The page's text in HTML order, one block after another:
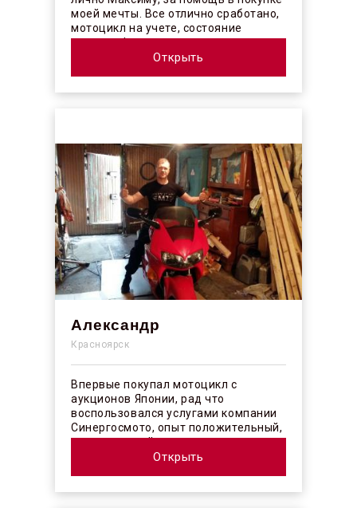
моей мечты. Все отлично сработано,
мотоцикл на учете, состояние
отличное! ...
Открыть
Александр
Красноярск
Впервые покупал мотоцикл с
аукционов Японии, рад что
воспользовался услугами компании
Синергосмото, опыт положительный,
коллектив действительно
профессионалы своего ...
Открыть